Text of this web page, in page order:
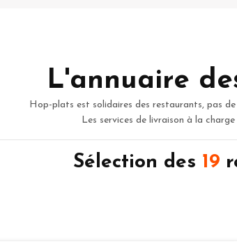
L'annuaire
Hop-plats est solidaires des restaurants, pas
Les services de livraison à la
Sélection des 19